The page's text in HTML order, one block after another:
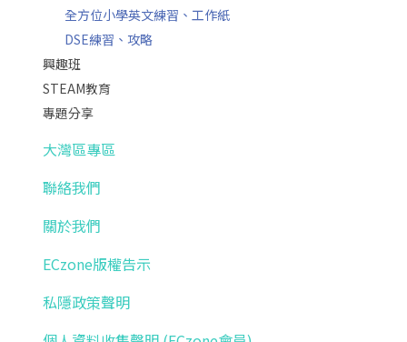
全方位小學英文練習、工作紙
DSE練習、攻略
興趣班
STEAM教育
專題分享
大灣區專區
聯絡我們
關於我們
ECzone版權告示
私隱政策聲明